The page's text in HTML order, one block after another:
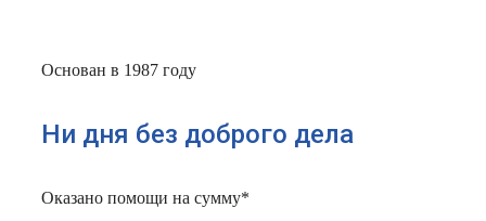
Основан в 1987 году
Ни дня без доброго дела
Оказано помощи на сумму*